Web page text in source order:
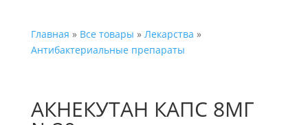
Главная » Все товары » Лекарства »
Антибактериальные препараты
АКНЕКУТАН КАПС 8МГ